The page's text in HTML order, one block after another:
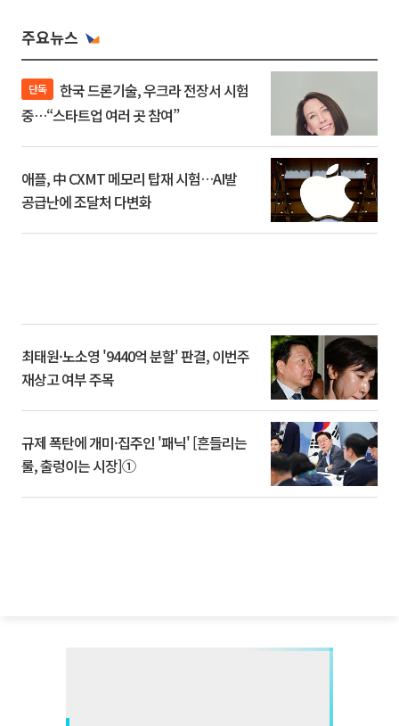
주요뉴스
단독
중…“스타트업 여러 곳 참여”
애플, 中 CXMT 메모리 탑재 시험…AI발
공급난에 조달처 다변화
최태원·노소영 '9440억 분할' 판결, 이번주
재상고 여부 주목
규제 폭탄에 개미·집주인 '패닉' [흔들리는
룰, 출렁이는 시장]①